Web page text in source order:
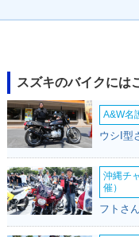
スズキのバイクには
A&W名
ウシI型
沖縄チ
催）
フトさ